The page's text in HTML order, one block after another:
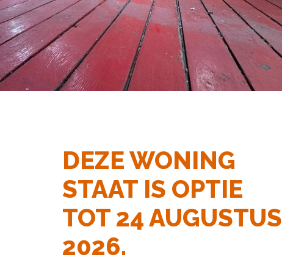
DEZE WONING
STAAT IS OPTIE
TOT 24 AUGUSTUS
2026.